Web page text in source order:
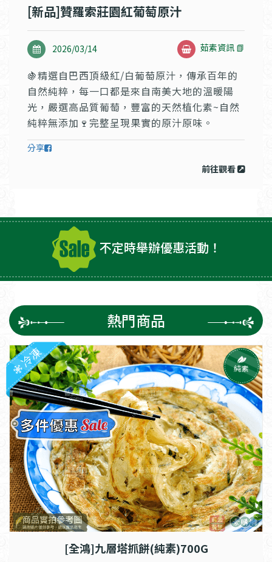
[新品]贊羅索莊園紅葡萄原汁
2026/03/14 茹素資訊 📗
🍇精選自巴西頂級紅/白葡萄原汁，傳承百年的
自然純粹，每一口都是來自南美大地的溫暖陽
光，嚴選高品質葡萄，豐富的天然植化素~自然
純粹無添加🍷完整呈現果實的原汁原味。
分享
前往觀看
不定時舉辦優惠活動！
熱門商品
[全鴻]九層塔抓餅(純素)700G
冷凍 純素